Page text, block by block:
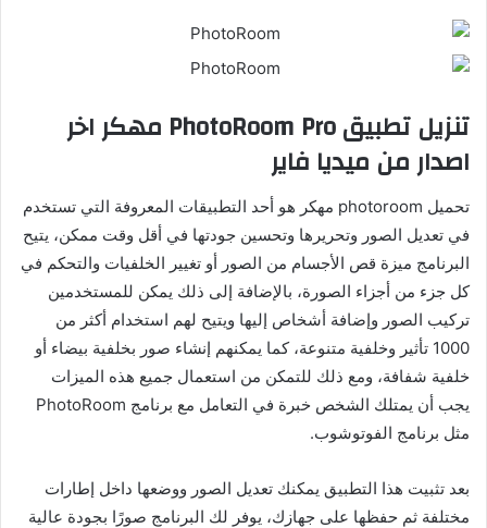
تنزيل تطبيق PhotoRoom Pro مهكر اخر
اصدار من ميديا فاير
تحميل photoroom مهكر
هو أحد التطبيقات المعروفة التي تستخدم
في تعديل الصور وتحريرها وتحسين جودتها في أقل وقت ممكن، يتيح
البرنامج ميزة قص الأجسام من الصور أو تغيير الخلفيات والتحكم في
كل جزء من أجزاء الصورة، بالإضافة إلى ذلك يمكن للمستخدمين
تركيب الصور وإضافة أشخاص إليها ويتيح لهم استخدام أكثر من
1000 تأثير وخلفية متنوعة، كما يمكنهم إنشاء صور بخلفية بيضاء أو
خلفية شفافة، ومع ذلك للتمكن من استعمال جميع هذه الميزات
يجب أن يمتلك الشخص خبرة في التعامل مع برنامج PhotoRoom
مثل برنامج الفوتوشوب.
بعد تثبيت هذا التطبيق يمكنك تعديل الصور ووضعها داخل إطارات
مختلفة ثم حفظها على جهازك، يوفر لك البرنامج صورًا بجودة عالية